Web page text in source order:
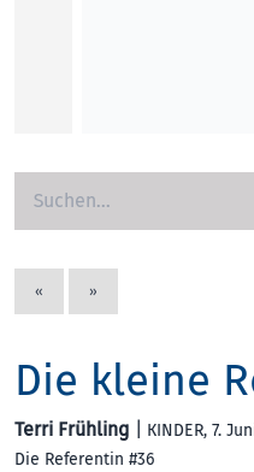
« »
Die kleine
Terri Frühling KINDER, 7.
Die Referentin #36